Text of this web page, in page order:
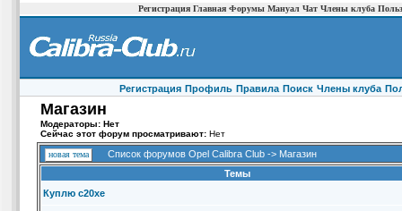
Регистрация Главная Форумы Мануал Чат Члены клуба
Регистрация Профиль Правила Поиск Члены клуба
Магазин
Модераторы: Нет
Сейчас этот форум просматривают: Нет
новая тема Список форумов Opel Calibra Club -> Магазин
Темы
Куплю c20xe